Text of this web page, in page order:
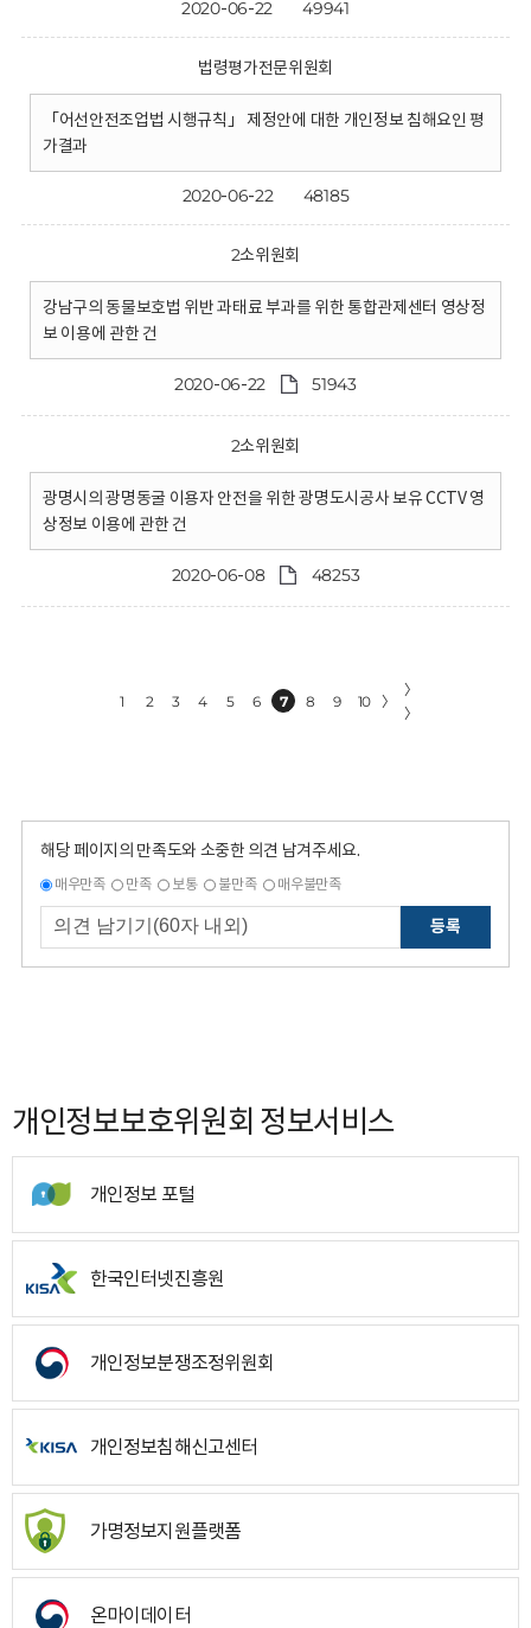
2020-06-22 49941
법령평가전문위원회
「어선안전조업법 시행규칙」 제정안에 대한 개인정보 침해요인 평
가결과
2020-06-22 48185
2소위원회
강남구의 동물보호법 위반 과태료 부과를 위한 통합관제센터 영상정
보 이용에 관한 건
2020-06-22 51943
2소위원회
광명시의 광명동굴 이용자 안전을 위한 광명도시공사 보유 CCTV 영
상정보 이용에 관한 건
2020-06-08 48253
1 2 3 4 5 6 7 8 9 10 〉
〉
〉
해당 페이지의 만족도와 소중한 의견 남겨주세요.
매우만족 만족 보통 불만족 매우불만족
등록
개인정보보호위원회 정보서비스
개인정보 포털
한국인터넷진흥원
개인정보분쟁조정위원회
개인정보침해신고센터
가명정보지원플랫폼
온마이데이터